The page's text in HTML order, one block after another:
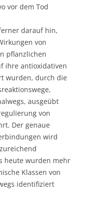
vor dem Tod
darauf hin,
von
pflanzlichen
ihre antioxidativen
wurden, durch die
ausgeübt
von
Der genaue
wird
heute wurden mehr
Klassen von
identifiziert